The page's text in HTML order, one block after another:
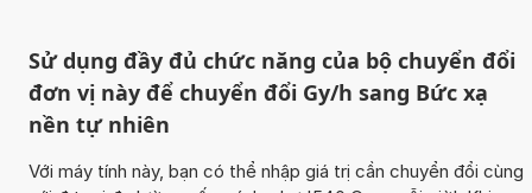
Sử dụng đầy đủ chức năng của bộ chuyển đổi
đơn vị này để chuyển đổi Gy/h sang Bức xạ
nền tự nhiên
Với máy tính này, bạn có thể nhập giá trị cần chuyển đổi cùng